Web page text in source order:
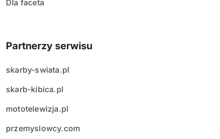
Dla faceta
Partnerzy serwisu
skarby-swiata.pl
skarb-kibica.pl
mototelewizja.pl
przemyslowcy.com